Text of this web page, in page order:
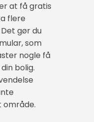
at få gratis
flere
gør du
som
nogle få
bolig.